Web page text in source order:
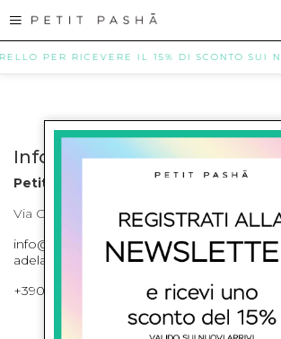
PER RICEVERE IL 15% DI SCONTO SUI
Info contatti
Petit Pasha
Via Cilea, 255 Napoli Corso Umberto I 301
info@petitpasha.com,
adelaide.petitpasha@hotmail.com
+39081643421 , +390812351280